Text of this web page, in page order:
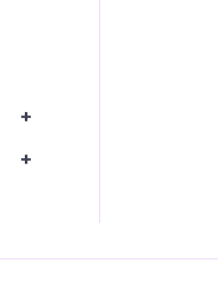
+
+